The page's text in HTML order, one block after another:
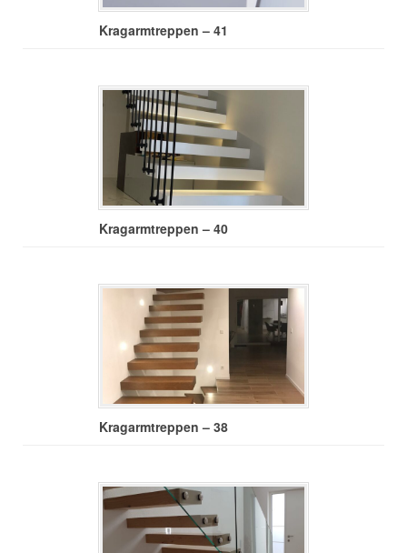
Kragarmtreppen – 41
Kragarmtreppen – 40
Kragarmtreppen – 38